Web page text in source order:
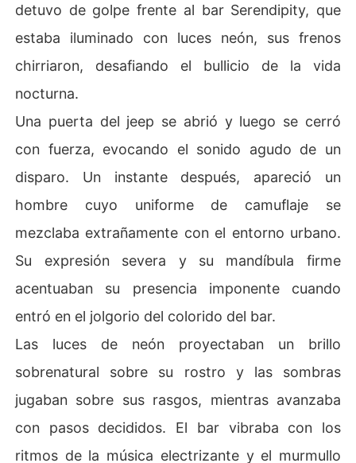
detuvo de golpe frente al bar Serendipity, que
estaba iluminado con luces neón, sus frenos
chirriaron, desafiando el bullicio de la vida
nocturna.
Una puerta del jeep se abrió y luego se cerró
con fuerza, evocando el sonido agudo de un
disparo. Un instante después, apareció un
hombre cuyo uniforme de camuflaje se
mezclaba extrañamente con el entorno urbano.
Su expresión severa y su mandíbula firme
acentuaban su presencia imponente cuando
entró en el jolgorio del colorido del bar.
Las luces de neón proyectaban un brillo
sobrenatural sobre su rostro y las sombras
jugaban sobre sus rasgos, mientras avanzaba
con pasos decididos. El bar vibraba con los
ritmos de la música electrizante y el murmullo